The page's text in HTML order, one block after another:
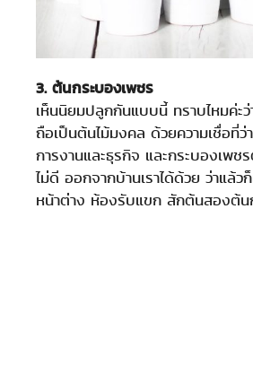
3. ต้นกระบองเพชร
เห็นนิยมปลูกกันแบบนี้ ทราบไหมค่ะ
ถือเป็นต้นไม้มงคล ด้วยความเชื่อที่ว่
การงานและธุรกิจ และกระบองเพ
ไม่ดี ออกจากบ้านเราได้ด้วย ว่าแล้ว
หน้าต่าง ห้องรับแขก สักต้นสองต้น